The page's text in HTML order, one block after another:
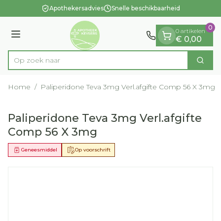
Ga naar de inhoudApothekersadvies Snelle beschikbaarheid
Menu
Product, merk, categorie...
Op zoek naar medi Zoek
0 artikelen
€ 0,00
0
Home / Paliperidone Teva 3mg Verl.afgifte Comp 56 X 3mg
Paliperidone Teva 3mg Verl.afgifte
Comp 56 X 3mg
Op voorschrift
Geneesmiddel